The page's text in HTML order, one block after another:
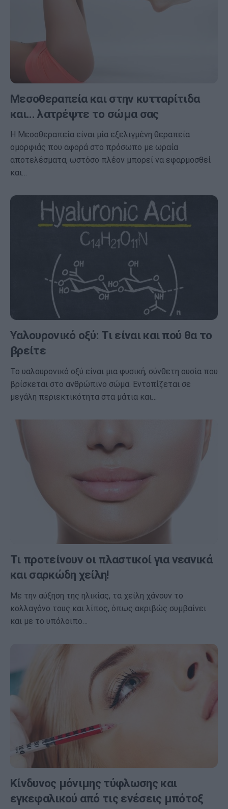
Μεσοθεραπεία και στην κυτταρίτιδα
και... λατρέψτε το σώμα σας
Η Μεσοθεραπεία είναι μία εξελιγμένη θεραπεία
ομορφιάς που αφορά στο πρόσωπο με ωραία
αποτελέσματα, ωστόσο πλέον μπορεί να εφαρμοσθεί
και…
Υαλουρονικό οξύ: Τι είναι και πού θα το
βρείτε
Το υαλουρονικό οξύ είναι μια φυσική, σύνθετη ουσία που
βρίσκεται στο ανθρώπινο σώμα. Εντοπίζεται σε
μεγάλη περιεκτικότητα στα μάτια και…
Τι προτείνουν οι πλαστικοί για νεανικά
και σαρκώδη χείλη!
Με την αύξηση της ηλικίας, τα χείλη χάνουν το
κολλαγόνο τους και λίπος, όπως ακριβώς συμβαίνει
και με το υπόλοιπο…
Κίνδυνος μόνιμης τύφλωσης και
εγκεφαλικού από τις ενέσεις μπότοξ